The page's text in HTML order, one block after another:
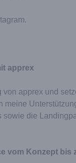
apprex
von apprex und
meine
sowie die
vom Konzept bis